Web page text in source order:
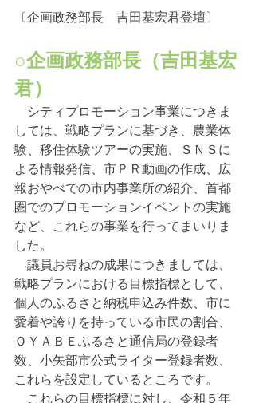
〔企画政務部長　吉田基宏君登壇〕
○企画政務部長（吉田基宏
君）
シティプロモーション事業につきま
しては、戦略プランに基づき、農業体
験、移住体験ツアーの実施、ＳＮＳに
よる情報発信、市ＰＲ動画の作成、広
報おやべでの市内事業所の紹介、首都
圏でのプロモーションイベントの実施
など、これらの事業を行ってまいりま
した。
議員お尋ねの成果につきましては、
戦略プランにおける目標指標として、
個人のふるさと納税申込み件数、市に
愛着や誇りを持っている市民の割合、
ＯＹＡＢＥふるさと通信局の登録者
数、小矢部市公式ライター登録者数、
これらを設定しているところです。
これらの目標指標に対し、令和５年